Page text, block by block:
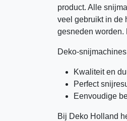
product. Alle
veel gebruikt in de
gesneden worden.
Deko-
Kwaliteit en
Perfect
Eenvoudige
Bij Deko Holland